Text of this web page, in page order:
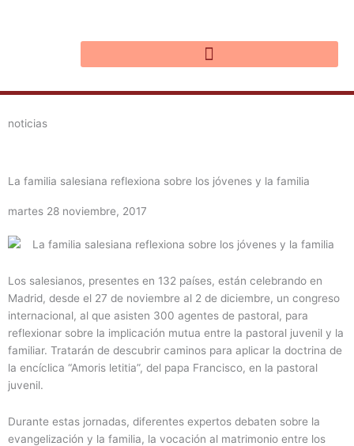
noticias
La familia salesiana reflexiona sobre los jóvenes y la familia
martes 28 noviembre, 2017
Los salesianos, presentes en 132 países, están celebrando en
Madrid, desde el 27 de noviembre al 2 de diciembre, un congreso
internacional, al que asisten 300 agentes de pastoral, para
reflexionar sobre la implicación mutua entre la pastoral juvenil y la
familiar. Tratarán de descubrir caminos para aplicar la doctrina de
la encíclica “Amoris letitia”, del papa Francisco, en la pastoral
juvenil.
Durante estas jornadas, diferentes expertos debaten sobre la
evangelización y la familia, la vocación al matrimonio entre los